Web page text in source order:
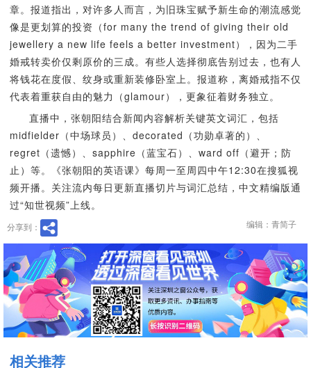
章。报道指出，对许多人而言，为旧珠宝赋予新生命的潮流感觉
像是更划算的投资（for many the trend of giving their old
jewellery a new life feels a better investment），因为二手
婚戒转卖价仅剩原价的三成。有些人选择彻底告别过去，也有人
将钱花在度假、纹身或重新装修卧室上。报道称，离婚戒指不仅
代表着重获自由的魅力（glamour），更象征着财务独立。
直播中，张朝阳结合新闻内容解析关键英文词汇，包括
midfielder（中场球员）、decorated（功勋卓著的）、
regret（遗憾）、sapphire（蓝宝石）、ward off（避开；防
止）等。《张朝阳的英语课》每周一至周四中午12:30在搜狐视
频开播。关注流内每日更新直播切片与词汇总结，中文精编版通
过“知世视频”上线。
分享到： 编辑：青简子
相关推荐